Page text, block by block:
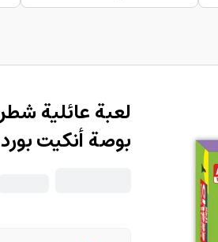
بوصة أنكيت بورد Chess